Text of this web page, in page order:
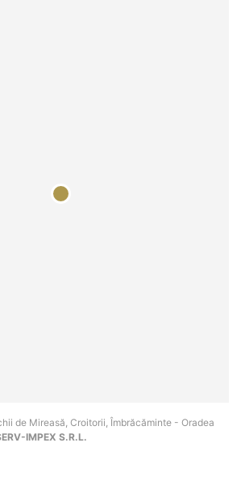
de Mireasă, Croitorii, Îmbrăcăminte - Oradea
IMPEX S.R.L.